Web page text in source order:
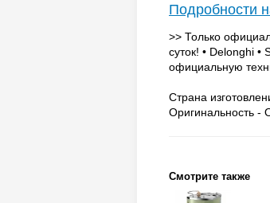
Подробности
>> Только
суток! • Delonghi •
официальную
Страна
Оригинальность -
Смотрите также